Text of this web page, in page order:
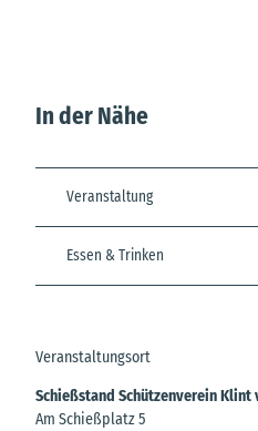
In der Nähe
Veranstaltung
Essen & Trinken
Veranstaltungsort
Schießstand Schützenverein Klint
Am Schießplatz 5